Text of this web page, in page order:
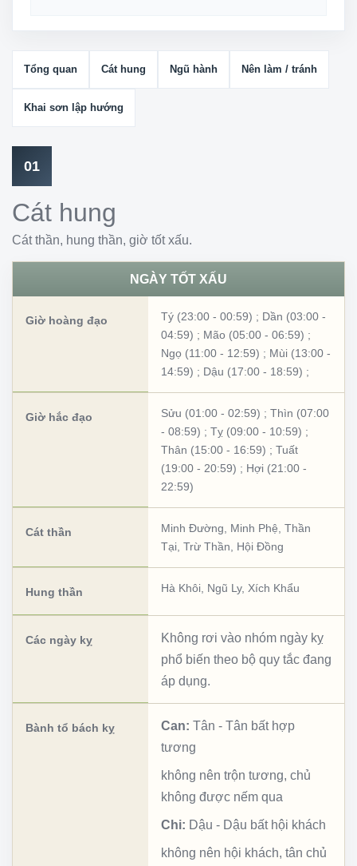
Tổng quan Cát hung Ngũ hành Nên làm / tránh
Khai sơn lập hướng
01
Cát hung
Cát thần, hung thần, giờ tốt xấu.
NGÀY TỐT XẤU
Giờ hoàng đạo Tý (23:00 - 00:59) ; Dần (03:00 -
04:59) ; Mão (05:00 - 06:59) ;
Ngọ (11:00 - 12:59) ; Mùi (13:00 -
14:59) ; Dậu (17:00 - 18:59) ;
Giờ hắc đạo Sửu (01:00 - 02:59) ; Thìn (07:00
- 08:59) ; Tỵ (09:00 - 10:59) ;
Thân (15:00 - 16:59) ; Tuất
(19:00 - 20:59) ; Hợi (21:00 -
22:59)
Cát thần Minh Đường Minh Phệ Thần
Tại Trừ Thần Hội Đồng
Hung thần Hà Khôi Ngũ Ly, Xích Khẩu
Các ngày kỵ
Không rơi vào nhóm ngày kỵ
phổ biến theo bộ quy tắc đang
áp dụng.
Bành tổ bách kỵ Can: Tân - Tân bất hợp
tương
không nên trộn tương, chủ
không được nếm qua
Chi: Dậu - Dậu bất hội khách
không nên hội khách, tân chủ